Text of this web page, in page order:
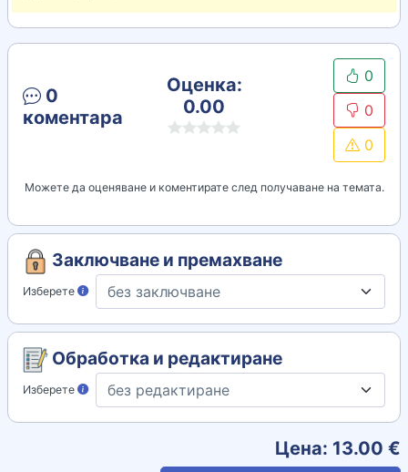
0
коментара
Оценка:
0.00
0
0
0
Можете да оценяване и коментирате след получаване на темата.
Заключване и премахване
Изберете
Обработка и редактиране
Изберете
Цена: 13.00 €